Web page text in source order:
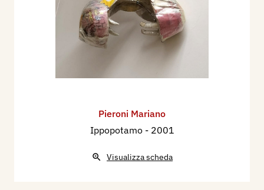
Pieroni Mariano
Ippopotamo - 2001
Visualizza scheda